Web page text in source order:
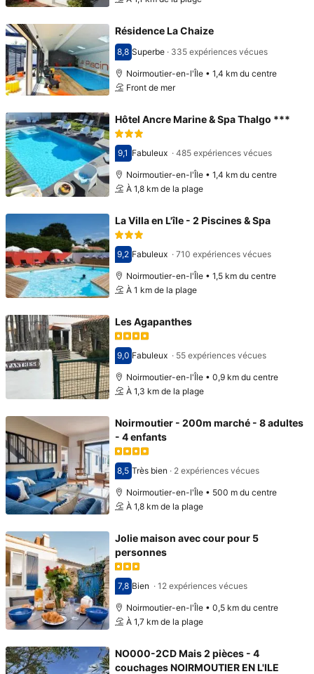
Résidence La Chaize
Avec une note de 8,8
8,8 Superbe· 335 expériences vécues
Noirmoutier-en-l'Île • 1,4 km du centre
Front de mer
Hôtel Ancre Marine & Spa Thalgo ***
Avec une note de 9,1
9,1 Fabuleux · 485 expériences vécues
Noirmoutier-en-l'Île • 1,4 km du centre
À 1,8 km de la plage
La Villa en L'île - 2 Piscines & Spa
Avec une note de 9,2
9,2 Fabuleux · 710 expériences vécues
Noirmoutier-en-l'Île • 1,5 km du centre
À 1 km de la plage
Les Agapanthes
Avec une note de 9,0
9,0 Fabuleux · 55 expériences vécues
Noirmoutier-en-l'Île • 0,9 km du centre
À 1,3 km de la plage
Noirmoutier - 200m marché - 8 adultes
- 4 enfants
Avec une note de 8,5
8,5 Très bien · 2 expériences vécues
Noirmoutier-en-l'Île • 500 m du centre
À 1,8 km de la plage
Jolie maison avec cour pour 5
personnes
Avec une note de 7,8
7,8 Bien · 12 expériences vécues
Noirmoutier-en-l'Île • 0,5 km du centre
À 1,7 km de la plage
NO000-2CD Mais 2 pièces - 4
couchages NOIRMOUTIER EN L'ILE